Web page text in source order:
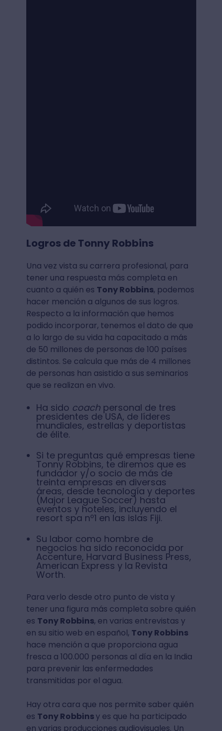
Logros de Tonny Robbins
Una vez vista su carrera profesional, para
tener una respuesta más completa en
cuanto a quién es Tony Robbins, podemos
hacer mención a algunos de sus logros.
Respecto a la información que hemos
podido incorporar, tenemos el dato de que
a lo largo de su vida ha capacitado a más
de 50 millones de personas de 100 países
distintos. Se calcula que más de 4 millones
de personas han asistido a sus seminarios
que se realizan en vivo.
Ha sido coachpersonal de tres
presidentes de USA, de líderes
mundiales, estrellas y deportistas
de élite.
Si te preguntas qué empresas tiene
Tonny Robbins, te diremos que es
fundador y/o socio de más de
treinta empresas en diversas
áreas, desde tecnología y deportes
(Major League Soccer) hasta
eventos y hoteles, incluyendo el
resort spa nº1 en las islas Fiji.
Su labor como hombre de
negocios ha sido reconocida por
Accenture, Harvard Business Press,
American Express y la Revista
Worth.
Para verlo desde otro punto de vista y
tener una figura más completa sobre quién
es Tony Robbins, en varias entrevistas y
en su sitio web en español, Tony Robbins
hace mención a que proporciona agua
fresca a 100.000 personas al día en la India
para prevenir las enfermedades
transmitidas por el agua.
Hay otra cara que nos permite saber quién
es Tony Robbinsy es que ha participado
en varias producciones audiovisuales. Un